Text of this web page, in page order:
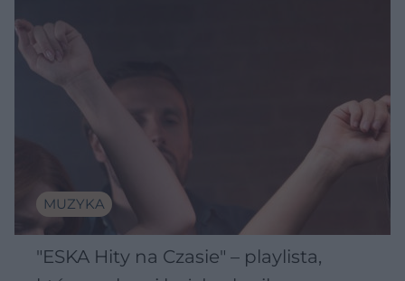
MUZYKA
"ESKA Hity na Czasie" – playlista,